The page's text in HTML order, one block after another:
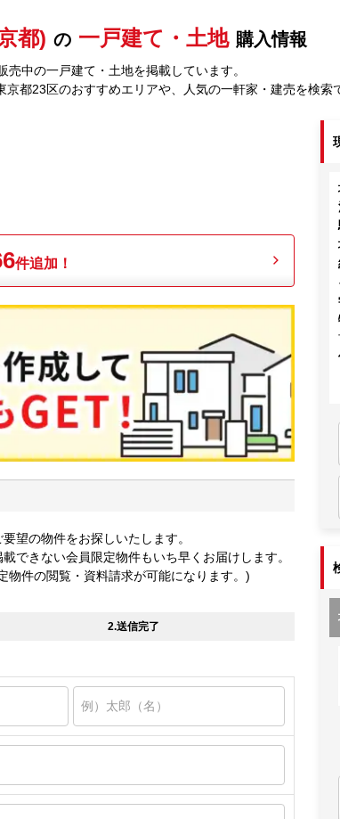
都) の 一戸建て・土地 購入情報
売中の一戸建て・土地を掲載しています。
都23区のおすすめエリアや、人気の一軒家・建売を検索
件追加！
望の物件をお探しいたします。
できない会員限定物件もいち早くお届けします。
件の閲覧・資料請求が可能になります。)
2.送信完了